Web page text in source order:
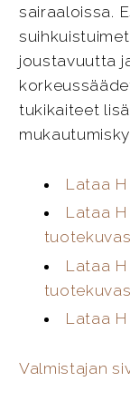
sairaaloissa.
joustavuutta
tukikaiteet
Lataa
Lataa
Lataa
Lataa
Valmistajan